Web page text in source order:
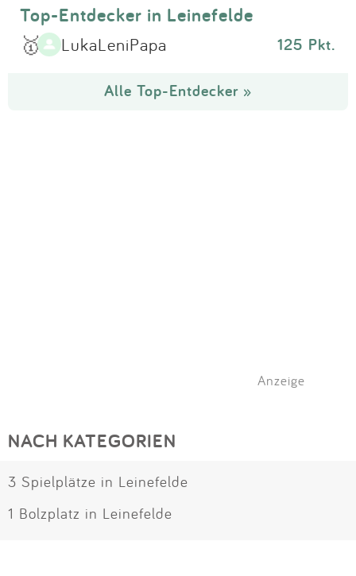
Top-Entdecker in Leinefelde
🥇 LukaLeniPapa 125 Pkt.
Alle Top-Entdecker »
Anzeige
NACH KATEGORIEN
3 Spielplätze in Leinefelde
1 Bolzplatz in Leinefelde